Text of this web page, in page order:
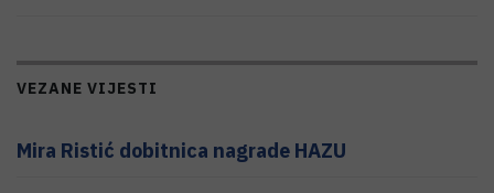
VEZANE VIJESTI
Mira Ristić dobitnica nagrade HAZU